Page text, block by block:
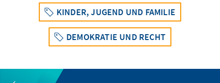
KINDER, JUGEND UND FAMILIE
DEMOKRATIE UND RECHT